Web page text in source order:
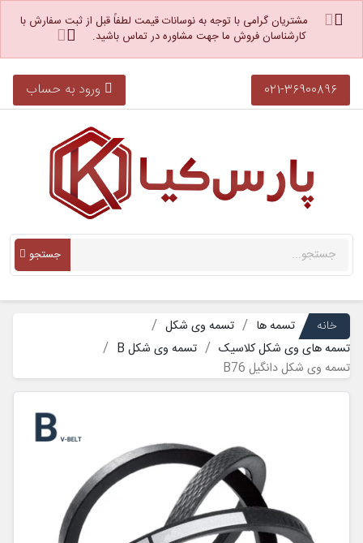
مشتریان گرامی با توجه به نوسانات قیمت لطفاً قبل از ثبت سفارش با
کارشناسان فروش ما جهت مشاوره در تماس باشید.
021-36900896 ورود به حساب
جستجو
خانه تسمه ها
تسمه وی شکل
تسمه های وی شکل کلاسیک
تسمه وی شکل B
تسمه وی شکل دانگیل B76